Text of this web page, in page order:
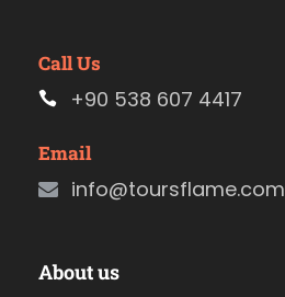
Call Us
+90 538 607 4417
Email
info@toursflame.com
About us